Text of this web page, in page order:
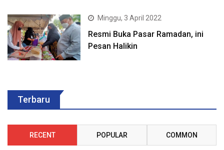
Minggu, 3 April 2022
Resmi Buka Pasar Ramadan, ini
Pesan Halikin
Terbaru
RECENT POPULAR COMMON